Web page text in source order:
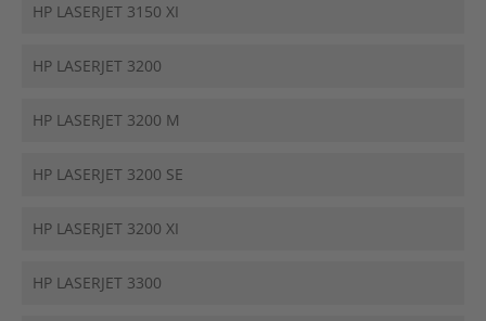
HP LASERJET 3150 XI
HP LASERJET 3200
HP LASERJET 3200 M
HP LASERJET 3200 SE
HP LASERJET 3200 XI
HP LASERJET 3300